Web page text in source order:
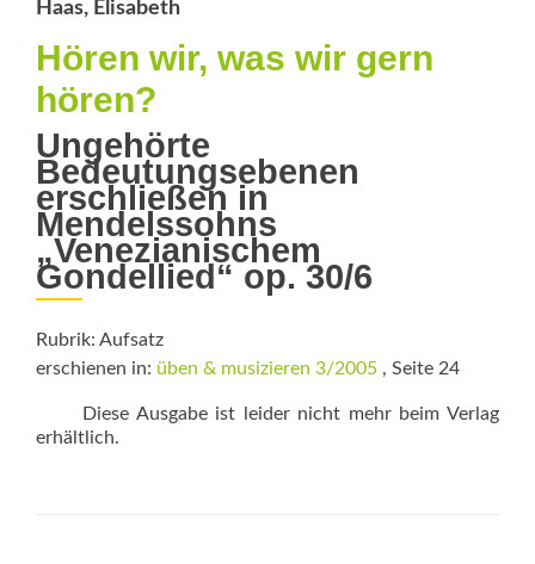
Haas, Elisabeth
Hören wir, was wir gern
hören?
Ungehörte
Bedeutungsebenen
erschließen in
Mendelssohns
„Venezianischem
Gondellied“ op. 30/6
Rubrik: Aufsatz
erschienen in: üben & musizieren 3/2005 , Seite 24
Diese Ausgabe ist leider nicht mehr beim Verlag
erhältlich.